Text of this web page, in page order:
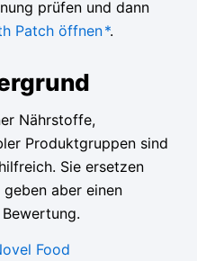
prüfen und dann
Patch öffnen*.
Nährstoffe,
Produktgruppen sind
Sie ersetzen
aber einen
Food